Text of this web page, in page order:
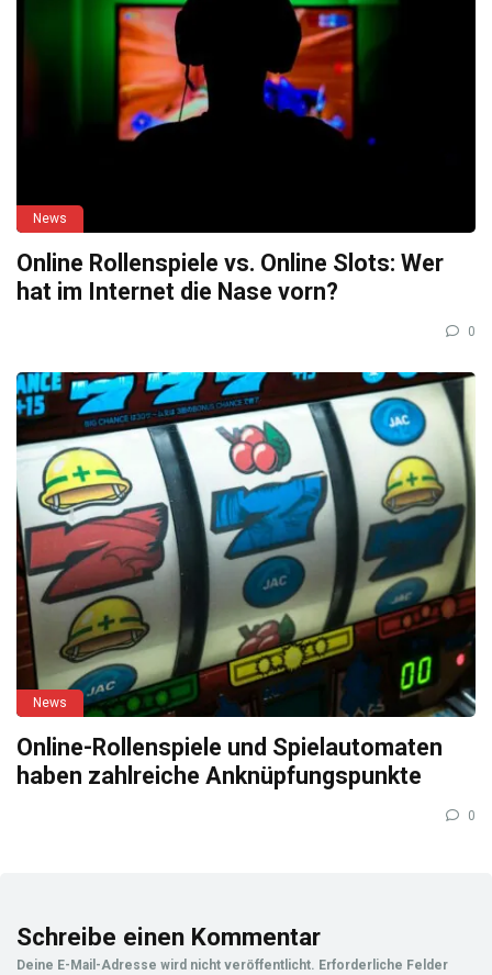
News
Online Rollenspiele vs. Online Slots: Wer
hat im Internet die Nase vorn?
0
News
Online-Rollenspiele und Spielautomaten
haben zahlreiche Anknüpfungspunkte
0
Schreibe einen Kommentar
Deine E-Mail-Adresse wird nicht veröffentlicht. Erforderliche Felder